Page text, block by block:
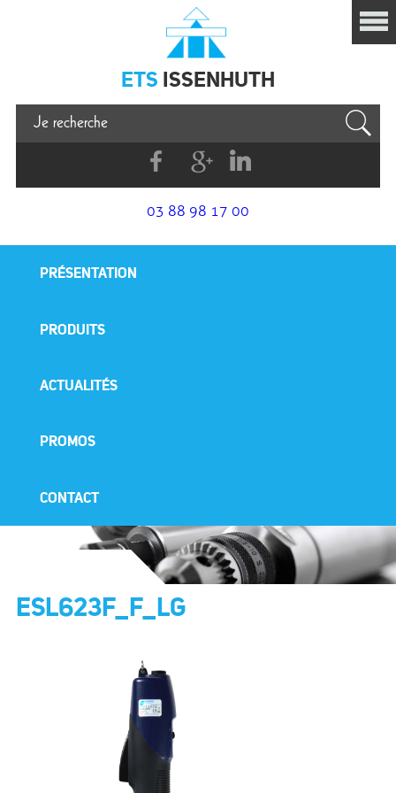
Issenhuth
ETS ISSENHUTH
FacebookG+
Linkedin
03 88 98 17 00
PRÉSENTATION
PRODUITS
ACTUALITÉS
PROMOS
CONTACT
ESL623F_F_LG